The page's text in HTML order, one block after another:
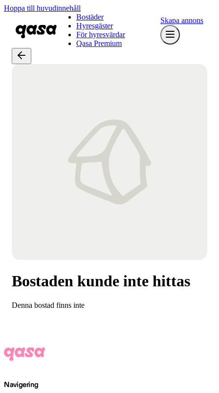
Hoppa till huvudinnehåll
Bostäder
Hyresgäster
För hyresvärdar
Qasa Premium
Skapa annons
Bostaden kunde inte hittas
Denna bostad finns inte
Navigering